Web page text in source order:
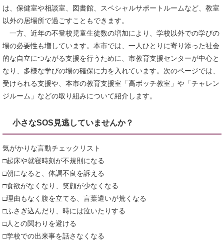
は、保健室や相談室、図書館、スペシャルサポートルームなど、教室
以外の居場所で過ごすこともできます。
一方、近年の不登校児童生徒数の増加により、学校以外での学びの
場の必要性も増しています。本市では、一人ひとりに寄り添った社会
的な自立につながる支援を行うために、市教育支援センターが中心と
なり、多様な学びの場の確保に力を入れています。次のページでは、
受けられる支援や、本市の教育支援室「高ボッチ教室」や「チャレン
ジルーム」などの取り組みについて紹介します。
小さなSOS見逃していませんか？
気がかりな言動チェックリスト
□起床や就寝時刻が不規則になる
□朝になると、体調不良を訴える
□食欲がなくなり、笑顔が少なくなる
□理由もなく腹を立てる、言葉遣いが荒くなる
□ふさぎ込んだり、時には泣いたりする
□人との関わりを避ける
□学校での出来事を話さなくなる